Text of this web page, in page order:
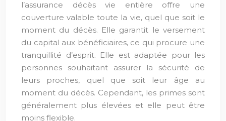
l’assurance décès vie entière offre une
couverture valable toute la vie, quel que soit le
moment du décès. Elle garantit le versement
du capital aux bénéficiaires, ce qui procure une
tranquillité d’esprit. Elle est adaptée pour les
personnes souhaitant assurer la sécurité de
leurs proches, quel que soit leur âge au
moment du décès. Cependant, les primes sont
généralement plus élevées et elle peut être
moins flexible.